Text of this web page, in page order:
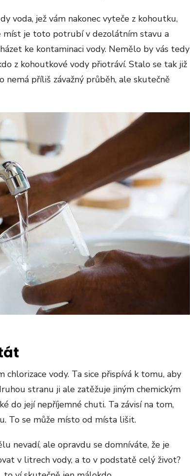
voda, jež vám nakonec vyteče z kohoutku,
míst je toto potrubí v dezolátním stavu a
ke kontaminaci vody. Nemělo by vás tedy
z kohoutkové vody přiotráví. Stalo se tak již
nemá příliš závažný průběh, ale skutečně
vody. Ta sice přispívá k tomu, aby
stranu ji ale zatěžuje jiným chemickým
do její nepříjemné chuti. Ta závisí na tom,
To se může místo od místa lišit.
nevadí, ale opravdu se domníváte, že je
v litrech vody, a to v podstatě celý život?